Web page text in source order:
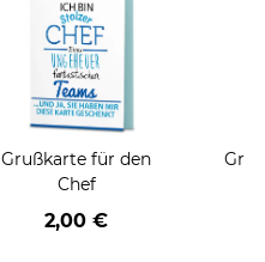
Grußkarte für den
Chef
2,00 €